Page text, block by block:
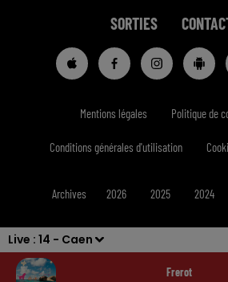
Live : 14 - Caen
Frerot
SORTIES
Mentions légales Politique de
Conditions générales d'utilisation
Archives 2026 2025 2024